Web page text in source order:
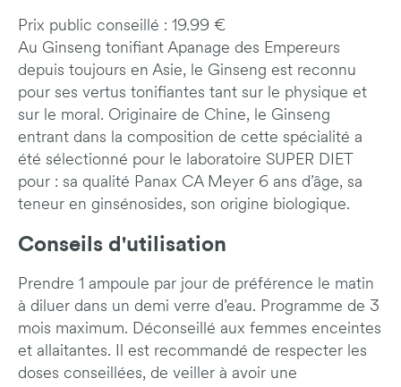
Prix public conseillé : 19.99 €
Au Ginseng tonifiant Apanage des Empereurs
depuis toujours en Asie, le Ginseng est reconnu
pour ses vertus tonifiantes tant sur le physique et
sur le moral. Originaire de Chine, le Ginseng
entrant dans la composition de cette spécialité a
été sélectionné pour le laboratoire SUPER DIET
pour : sa qualité Panax CA Meyer 6 ans d’âge, sa
teneur en ginsénosides, son origine biologique.
Conseils d'utilisation
Prendre 1 ampoule par jour de préférence le matin
à diluer dans un demi verre d’eau. Programme de 3
mois maximum. Déconseillé aux femmes enceintes
et allaitantes. Il est recommandé de respecter les
doses conseillées, de veiller à avoir une